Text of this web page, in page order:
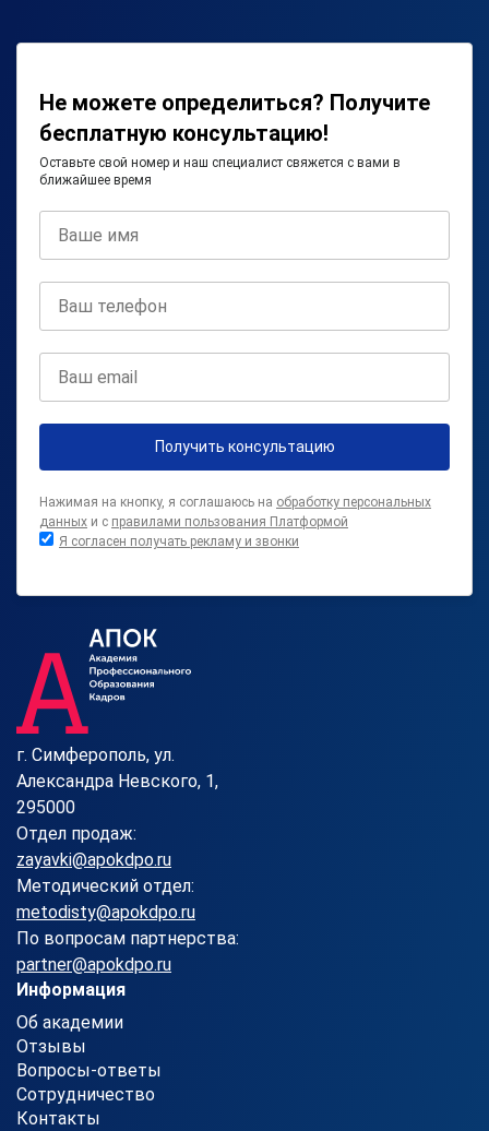
Не можете определиться? Получите
бесплатную консультацию!
Оставьте свой номер и наш специалист свяжется с вами в
ближайшее время
Получить консультацию
Нажимая на кнопку, я соглашаюсь на обработку персональных
данных и с правилами пользования Платформой
Я согласен получать рекламу и звонки
г. Симферополь, ул.
Александра Невского, 1,
295000
Отдел продаж:
zayavki@apokdpo.ru
Методический отдел:
metodisty@apokdpo.ru
По вопросам партнерства:
partner@apokdpo.ru
Информация
Об академии
Отзывы
Вопросы-ответы
Сотрудничество
Контакты